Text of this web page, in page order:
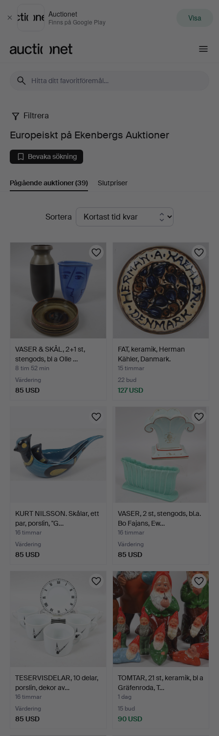
Stäng
Auctionet
Finns på Google Play Visa
Europeiskt
på
Ekenbergs
Auktioner
Filtrera
Europeiskt på Ekenbergs Auktioner
Bevaka sökning
Pågående auktioner(39) Slutpriser
PågåendeSortera
VASER & SKÅL, 2+1 st,
stengods, bl a Olle …
8 tim 52 min
Värdering
85 USD
FAT, keramik, Herman
Kähler, Danmark.
15 timmar
22 bud
127 USD
KURT NILSSON. Skålar, ett
par, porslin, "G…
16 timmar
Värdering
85 USD
VASER, 2 st, stengods, bl.a.
Bo Fajans, Ew…
16 timmar
Värdering
85 USD
TESERVISDELAR, 10 delar,
porslin, dekor av…
16 timmar
Värdering
85 USD
TOMTAR, 21 st, keramik, bl a
Gräfenroda, T…
1 dag
15 bud
90 USD